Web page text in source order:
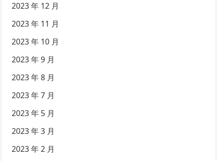
2023 年 12 月
2023 年 11 月
2023 年 10 月
2023 年 9 月
2023 年 8 月
2023 年 7 月
2023 年 5 月
2023 年 3 月
2023 年 2 月